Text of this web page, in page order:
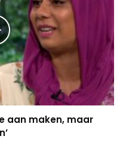
aan maken, maar